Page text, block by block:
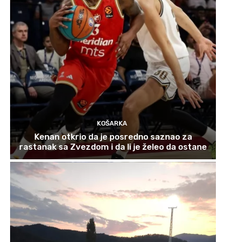
KOŠARKA
Kenan otkrio da je posredno saznao za
rastanak sa Zvezdom i da li je želeo da ostane